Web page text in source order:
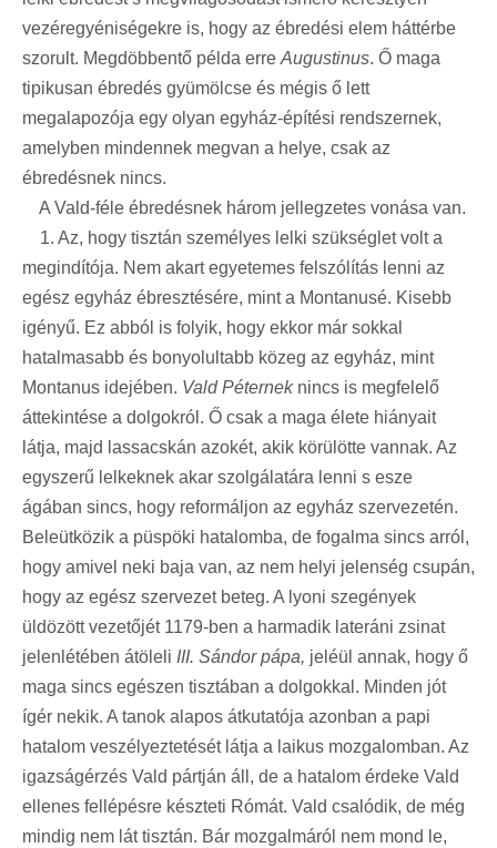
vezéregyéniségekre is, hogy az ébredési elem háttérbe
szorult. Megdöbbentő példa erre Augustinus. Ő maga
tipikusan ébredés gyümölcse és mégis ő lett
megalapozója egy olyan egyház-építési rendszernek,
amelyben mindennek megvan a helye, csak az
ébredésnek nincs.
A Vald-féle ébredésnek három jellegzetes vonása van.
1. Az, hogy tisztán személyes lelki szükséglet volt a
megindítója. Nem akart egyetemes felszólítás lenni az
egész egyház ébresztésére, mint a Montanusé. Kisebb
igényű. Ez abból is folyik, hogy ekkor már sokkal
hatalmasabb és bonyolultabb közeg az egyház, mint
Montanus idejében. Vald Péterneknincs is megfelelő
áttekintése a dolgokról. Ő csak a maga élete hiányait
látja, majd lassacskán azokét, akik körülötte vannak. Az
egyszerű lelkeknek akar szolgálatára lenni s esze
ágában sincs, hogy reformáljon az egyház szervezetén.
Beleütközik a püspöki hatalomba, de fogalma sincs arról,
hogy amivel neki baja van, az nem helyi jelenség csupán,
hogy az egész szervezet beteg. A lyoni szegények
üldözött vezetőjét 1179-ben a harmadik lateráni zsinat
jelenlétében átöleli III. Sándor pápa, jeléül annak, hogy ő
maga sincs egészen tisztában a dolgokkal. Minden jót
ígér nekik. A tanok alapos átkutatója azonban a papi
hatalom veszélyeztetését látja a laikus mozgalomban. Az
igazságérzés Vald pártján áll, de a hatalom érdeke Vald
ellenes fellépésre készteti Rómát. Vald csalódik, de még
mindig nem lát tisztán. Bár mozgalmáról nem mond le,